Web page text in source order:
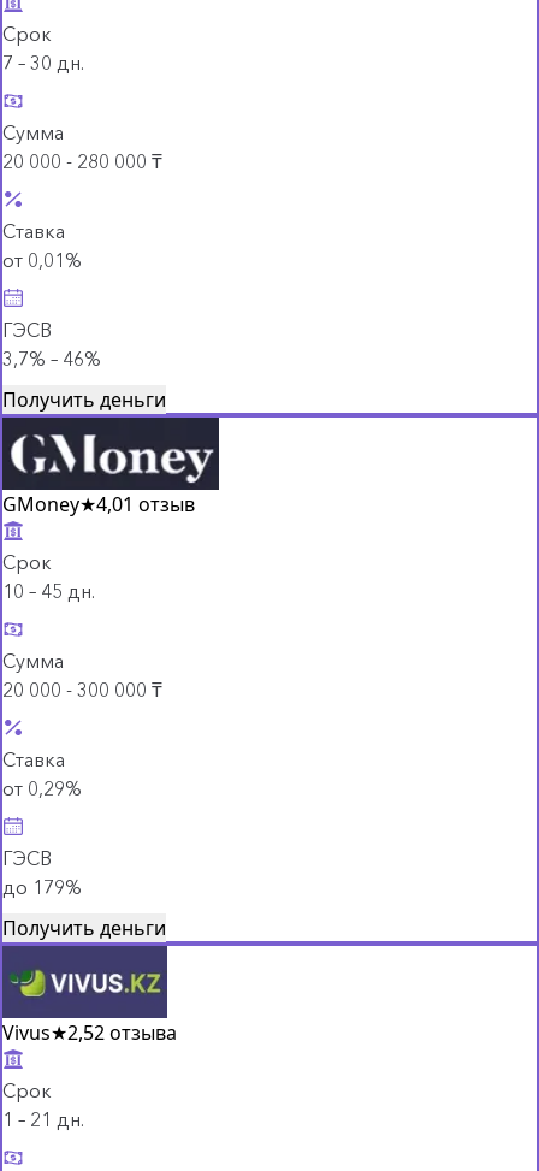
Срок
7 – 30 дн.
Сумма
20 000 - 280 000 ₸
Ставка
от 0,01%
ГЭСВ
3,7% – 46%
Получить деньги
GMoney★4,01 отзыв
Срок
10 – 45 дн.
Сумма
20 000 - 300 000 ₸
Ставка
от 0,29%
ГЭСВ
до 179%
Получить деньги
Vivus★2,52 отзыва
Срок
1 – 21 дн.